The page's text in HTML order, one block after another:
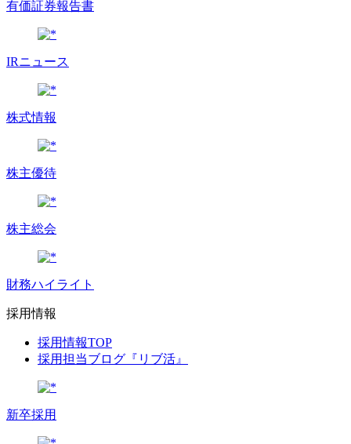
有価証券報告書
IRニュース
株式情報
株主優待
株主総会
財務ハイライト
採用情報
採用情報TOP
採用担当ブログ『リブ活』
新卒採用